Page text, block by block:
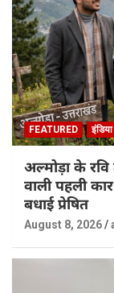
FEATURED इंडिया
अल्मोड़ा के रवि
वाली पहली
बधाई प्रेषित
August 8, 2026